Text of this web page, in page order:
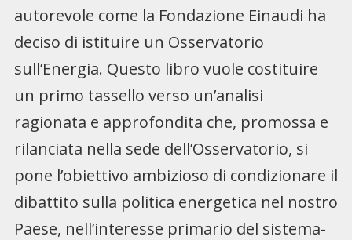
autorevole come la Fondazione Einaudi ha
deciso di istituire un Osservatorio
sull’Energia. Questo libro vuole costituire
un primo tassello verso un’analisi
ragionata e approfondita che, promossa e
rilanciata nella sede dell’Osservatorio, si
pone l’obiettivo ambizioso di condizionare il
dibattito sulla politica energetica nel nostro
Paese, nell’interesse primario del sistema-